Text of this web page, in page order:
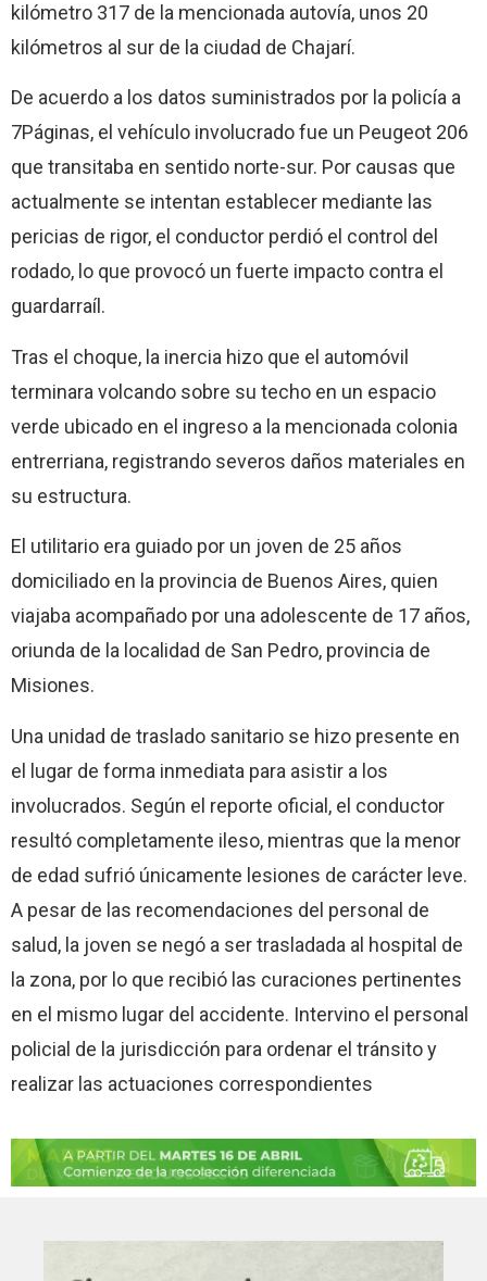
kilómetro 317 de la mencionada autovía, unos 20
kilómetros al sur de la ciudad de Chajarí.
De acuerdo a los datos suministrados por la policía a
7Páginas, el vehículo involucrado fue un Peugeot 206
que transitaba en sentido norte-sur. Por causas que
actualmente se intentan establecer mediante las
pericias de rigor, el conductor perdió el control del
rodado, lo que provocó un fuerte impacto contra el
guardarraíl.
Tras el choque, la inercia hizo que el automóvil
terminara volcando sobre su techo en un espacio
verde ubicado en el ingreso a la mencionada colonia
entrerriana, registrando severos daños materiales en
su estructura.
El utilitario era guiado por un joven de 25 años
domiciliado en la provincia de Buenos Aires, quien
viajaba acompañado por una adolescente de 17 años,
oriunda de la localidad de San Pedro, provincia de
Misiones.
Una unidad de traslado sanitario se hizo presente en
el lugar de forma inmediata para asistir a los
involucrados. Según el reporte oficial, el conductor
resultó completamente ileso, mientras que la menor
de edad sufrió únicamente lesiones de carácter leve.
A pesar de las recomendaciones del personal de
salud, la joven se negó a ser trasladada al hospital de
la zona, por lo que recibió las curaciones pertinentes
en el mismo lugar del accidente. Intervino el personal
policial de la jurisdicción para ordenar el tránsito y
realizar las actuaciones correspondientes